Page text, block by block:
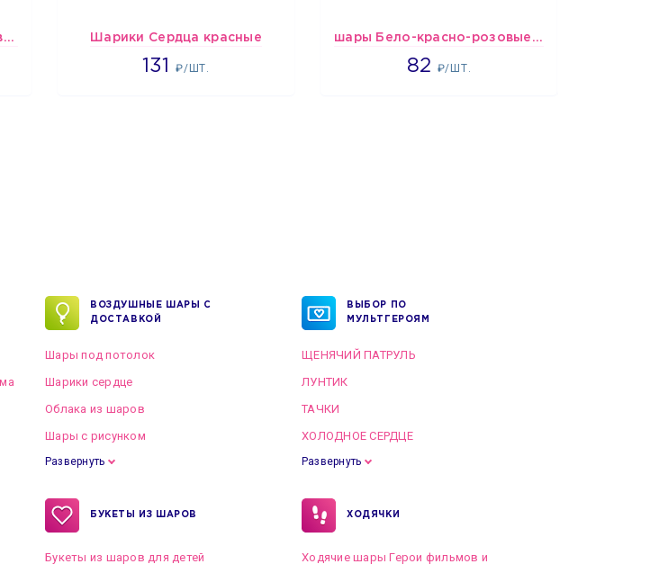
Шарики Сердца бело-розово-красные Шарики Сердца красные
131₽/ШТ.
2660 шары Бело-красно-розовые пастельные
82 ₽/ШТ.
1637
ВОЗДУШНЫЕ ШАРЫ С
ДОСТАВКОЙ
Шары под потолок
Шарики сердце
Облака из шаров
Шары с рисунком
Развернуть
ВЫБОР ПО
МУЛЬТГЕРОЯМ
ЩЕНЯЧИЙ ПАТРУЛЬ
ЛУНТИК
ТАЧКИ
ХОЛОДНОЕ СЕРДЦЕ
Развернуть
БУКЕТЫ ИЗ ШАРОВ
Букеты из шаров для детей
ХОДЯЧКИ
Ходячие шары Герои фильмов и